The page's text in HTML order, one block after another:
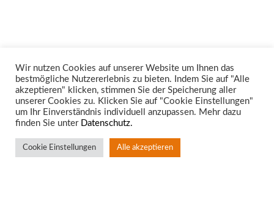
Unsere Rechtsgebiete
Wir nutzen Cookies auf unserer Website um Ihnen das
bestmögliche Nutzererlebnis zu bieten. Indem Sie auf "Alle
akzeptieren" klicken, stimmen Sie der Speicherung aller
unserer Cookies zu. Klicken Sie auf "Cookie Einstellungen"
um Ihr Einverständnis individuell anzupassen. Mehr dazu
finden Sie unter Datenschutz.
Cookie Einstellungen Alle akzeptieren